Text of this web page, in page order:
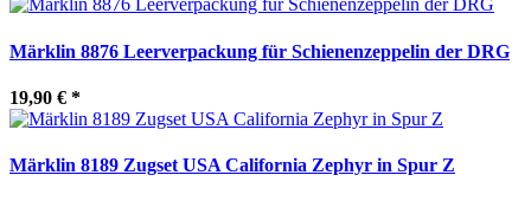
Märklin 8876 Leerverpackung für Schienenzeppelin der DRG
19,90 € *
Märklin 8189 Zugset USA California Zephyr in Spur Z